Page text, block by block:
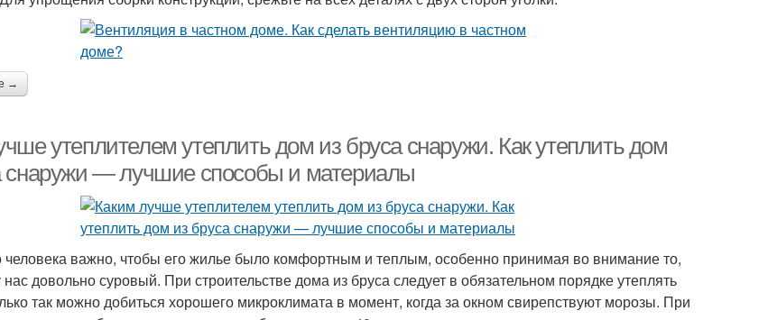
→
утеплителем утеплить дом из бруса снаружи. Как утеплить дом
снаружи — лучшие способы и материалы
человека важно, чтобы его жилье было комфортным и теплым, особенно принимая во внимание то,
нас довольно суровый. При строительстве дома из бруса следует в обязательном порядке утеплять
так можно добиться хорошего микроклимата в момент, когда за окном свирепствуют морозы. При